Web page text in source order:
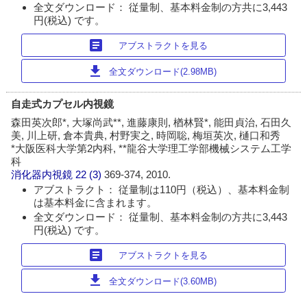
全文ダウンロード： 従量制、基本料金制の方共に3,443
円(税込) です。
article アブストラクトを見る
download 全文ダウンロード(2.98MB)
自走式カプセル内視鏡
森田英次郎*, 大塚尚武**, 進藤康則, 楢林賢*, 能田貞治, 石田久
美, 川上研, 倉本貴典, 村野実之, 時岡聡, 梅垣英次, 樋口和秀
*大阪医科大学第2内科, **龍谷大学理工学部機械システム工学
科
消化器内視鏡 22 (3)369-374, 2010.
アブストラクト： 従量制は110円（税込）、基本料金制
は基本料金に含まれます。
全文ダウンロード： 従量制、基本料金制の方共に3,443
円(税込) です。
article アブストラクトを見る
download 全文ダウンロード(3.60MB)